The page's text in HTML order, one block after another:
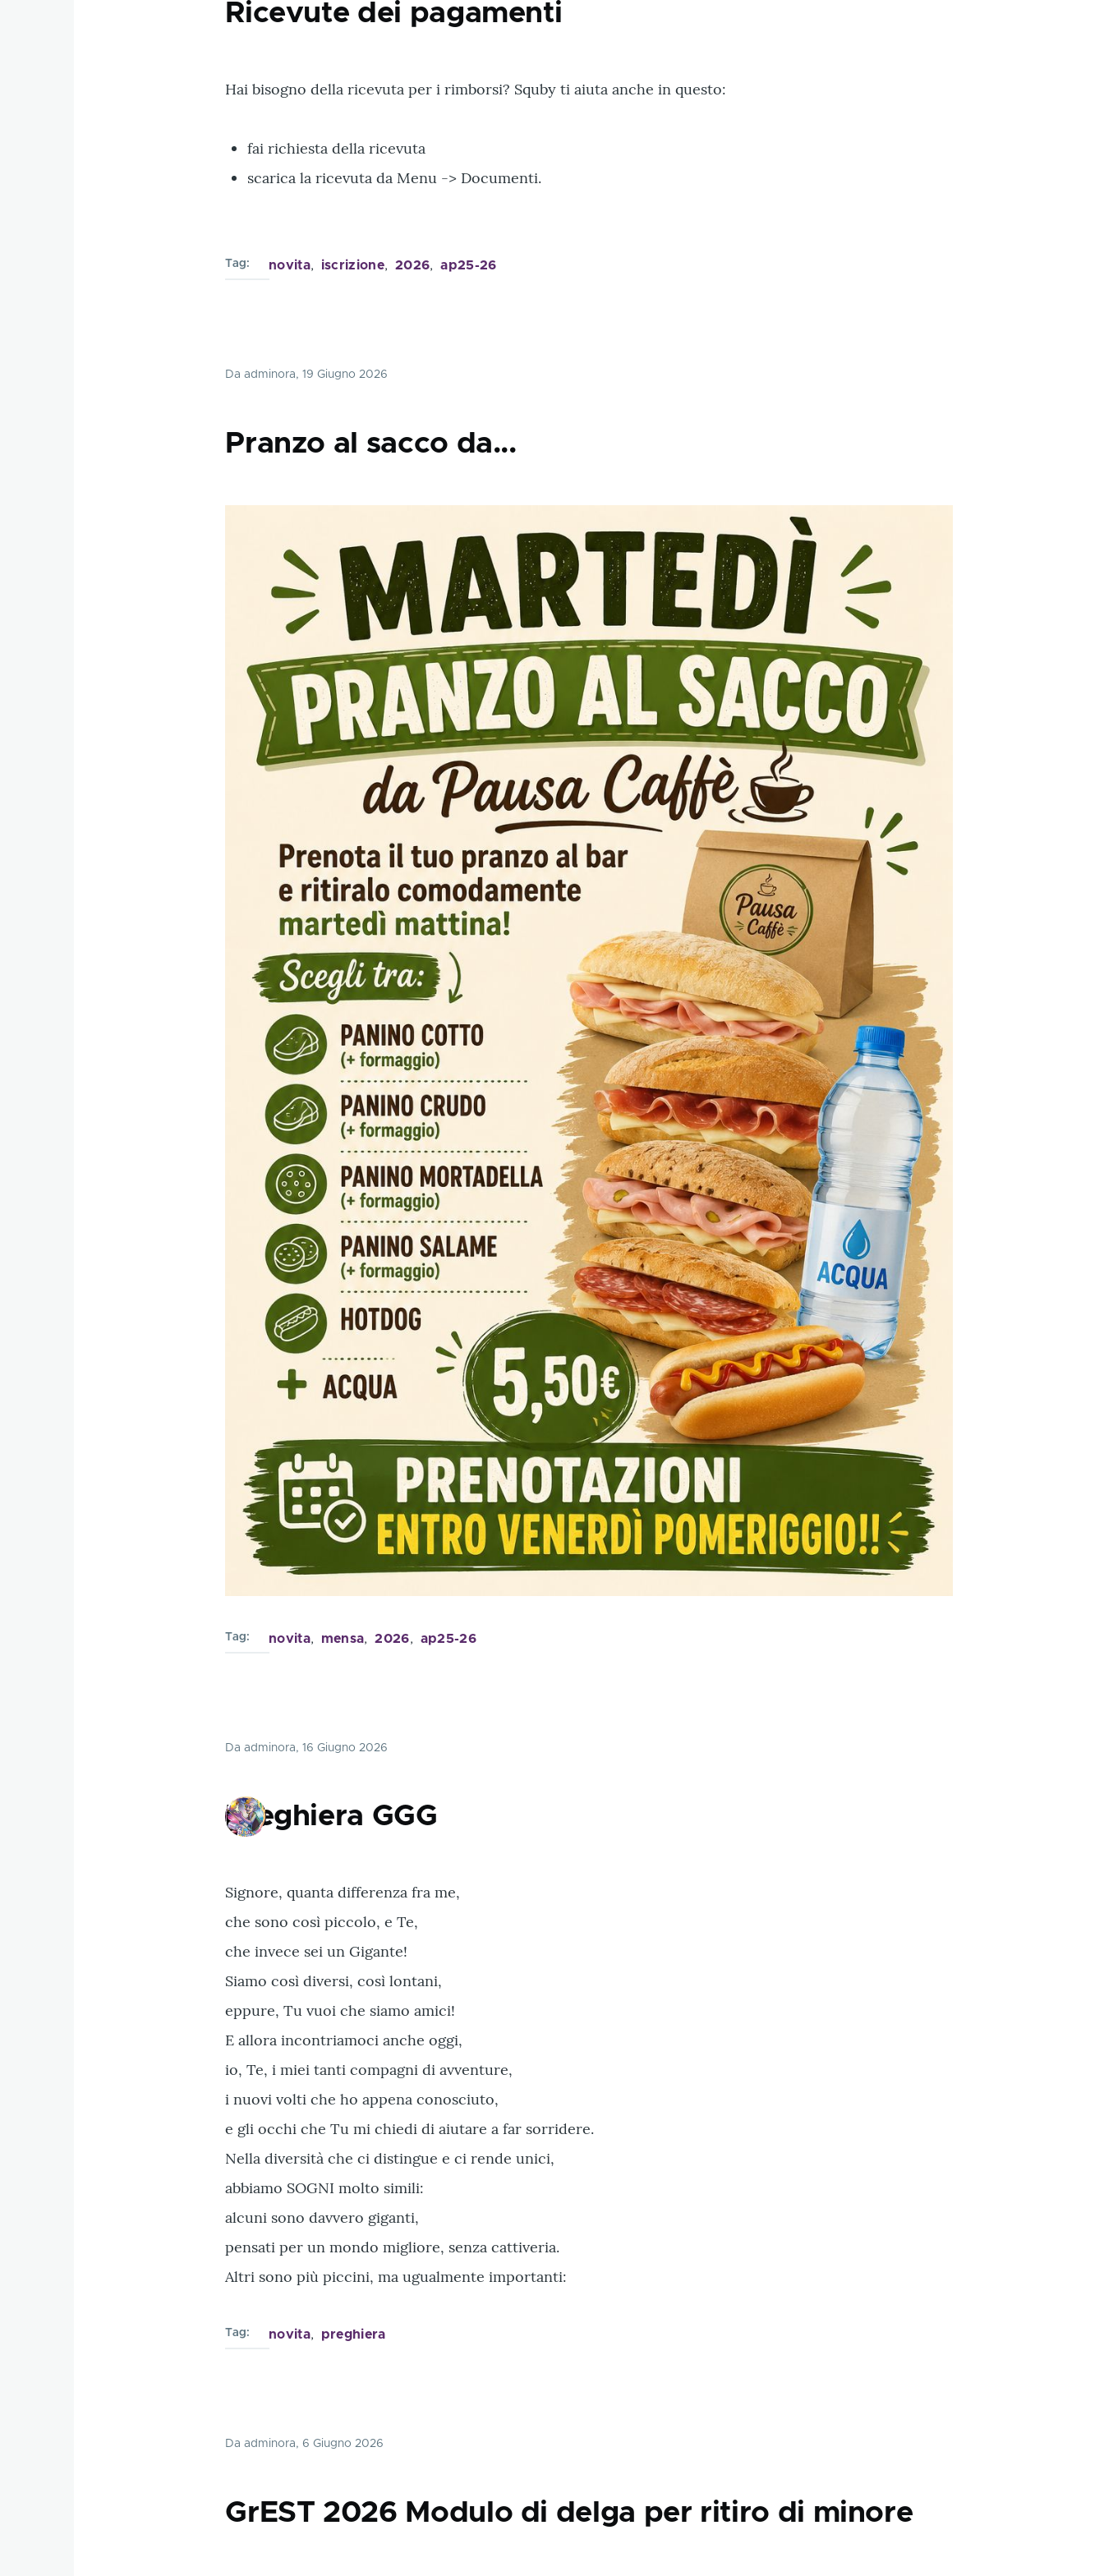
Ricevute dei pagamenti
Hai bisogno della ricevuta per i rimborsi? Squby ti aiuta anche in questo:
fai richiesta della ricevuta
scarica la ricevuta da Menu -> Documenti.
Tag novita iscrizione 2026 ap25-26
Daadminora, 19 Giugno 2026
Pranzo al sacco da...
Tag novita mensa 2026 ap25-26
Daadminora, 16 Giugno 2026
Preghiera GGG
Signore, quanta differenza fra me,
che sono così piccolo, e Te,
che invece sei un Gigante!
Siamo così diversi, così lontani,
eppure, Tu vuoi che siamo amici!
E allora incontriamoci anche oggi,
io, Te, i miei tanti compagni di avventure,
i nuovi volti che ho appena conosciuto,
e gli occhi che Tu mi chiedi di aiutare a far sorridere.
Nella diversità che ci distingue e ci rende unici,
abbiamo SOGNI molto simili:
alcuni sono davvero giganti,
pensati per un mondo migliore, senza cattiveria.
Altri sono più piccini, ma ugualmente importanti:
Tag novita preghiera
Daadminora, 6 Giugno 2026
GrEST 2026 Modulo di delga per ritiro di minore